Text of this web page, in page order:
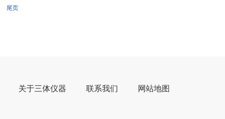
尾页
关于三体仪器 联系我们 网站地图